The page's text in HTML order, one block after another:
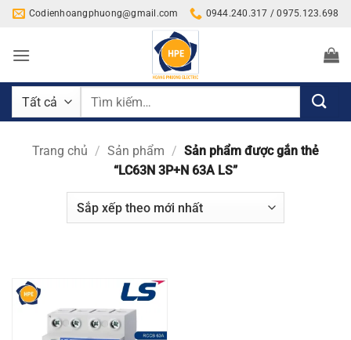
Bỏ
nội
Codienhoangphuong@gmail.com 0944.240.317 / 0975.123.698
Tìm
Trang chủ / Sản phẩm / Sản phẩm được gắn thẻ
“LC63N 3P+N 63A LS”